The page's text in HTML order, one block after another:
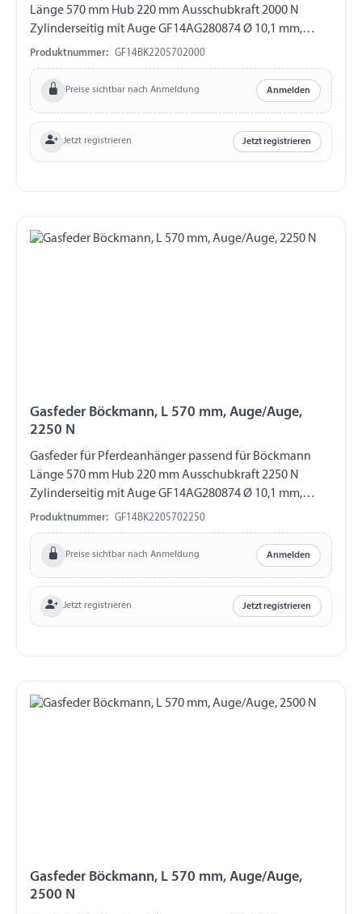
Länge 570 mm Hub 220 mm Ausschubkraft 2000 N
Zylinderseitig mit Auge GF14AG280874 Ø 10,1 mm,
Länge 16 mm, M8 Kolbenstangenseitig mit Auge
GF14AG280841 Ø 8,1 mm, Länge 16 mm, M10
Produktnummer: GF14BK2205702000
Preise sichtbar nach Anmeldung Anmelden
Jetzt registrieren Jetzt registrieren
Gasfeder Böckmann, L 570 mm, Auge/Auge,
2250 N
Gasfeder für Pferdeanhänger passend für Böckmann
Länge 570 mm Hub 220 mm Ausschubkraft 2250 N
Zylinderseitig mit Auge GF14AG280874 Ø 10,1 mm,
Länge 16 mm, M8 Kolbenstangenseitig mit Auge
GF14AG280841 Ø 8,1 mm, Länge 16 mm, M10
Produktnummer: GF14BK2205702250
Preise sichtbar nach Anmeldung Anmelden
Jetzt registrieren Jetzt registrieren
Gasfeder Böckmann, L 570 mm, Auge/Auge,
2500 N